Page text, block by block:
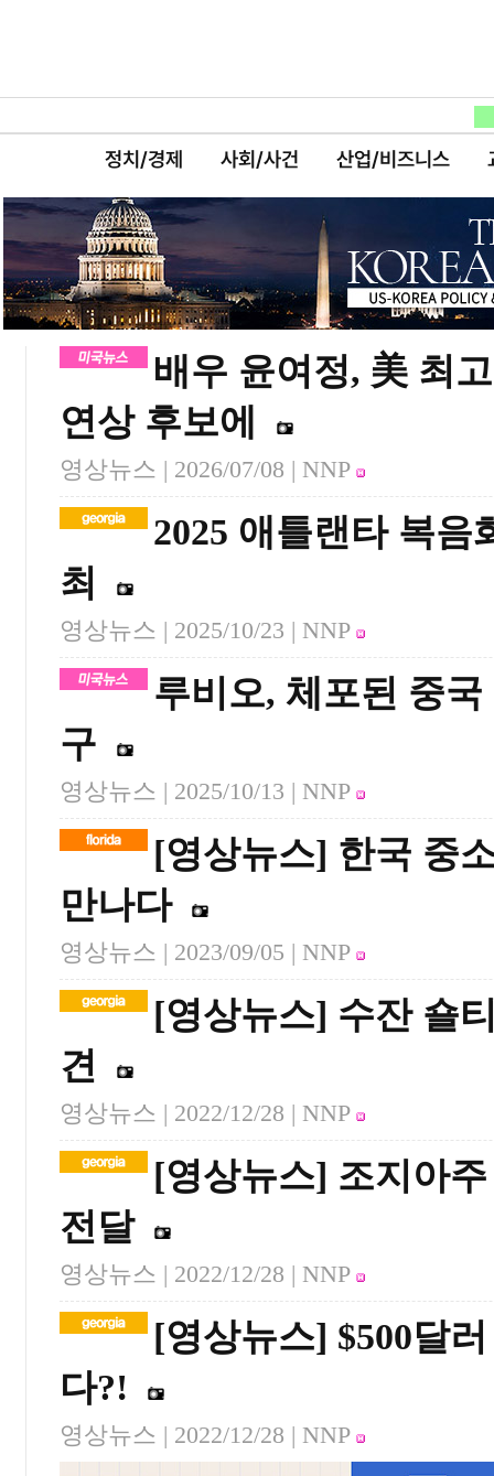
정치/경제 사회/사건 산업/비즈니스
배우 윤여정, 美 최
연상 후보에
영상뉴스 | 2026/07/08 | NNP
2025 애틀랜타 복음
최
영상뉴스 | 2025/10/23 | NNP
루비오, 체포된 중
구
영상뉴스 | 2025/10/13 | NNP
[영상뉴스] 한국 중
만나다
영상뉴스 | 2023/09/05 | NNP
[영상뉴스] 수잔 숄
견
영상뉴스 | 2022/12/28 | NNP
[영상뉴스] 조지아
전달
영상뉴스 | 2022/12/28 | NNP
[영상뉴스] $500달
다?!
영상뉴스 | 2022/12/28 | NNP